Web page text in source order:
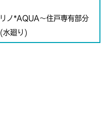
リノ*AQUA～住戸専有部分
(水廻り)